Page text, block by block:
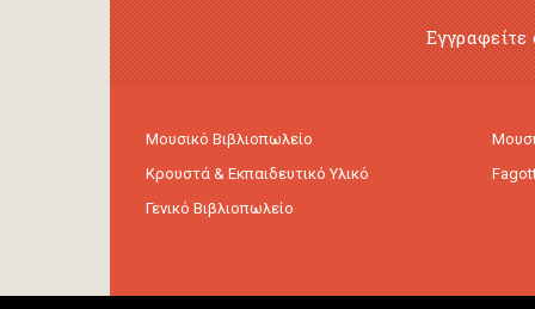
Μουσικό Βιβλιοπωλείο
Κρουστά & Εκπαιδευτικό Υλικό
Γενικό Βιβλιοπωλείο